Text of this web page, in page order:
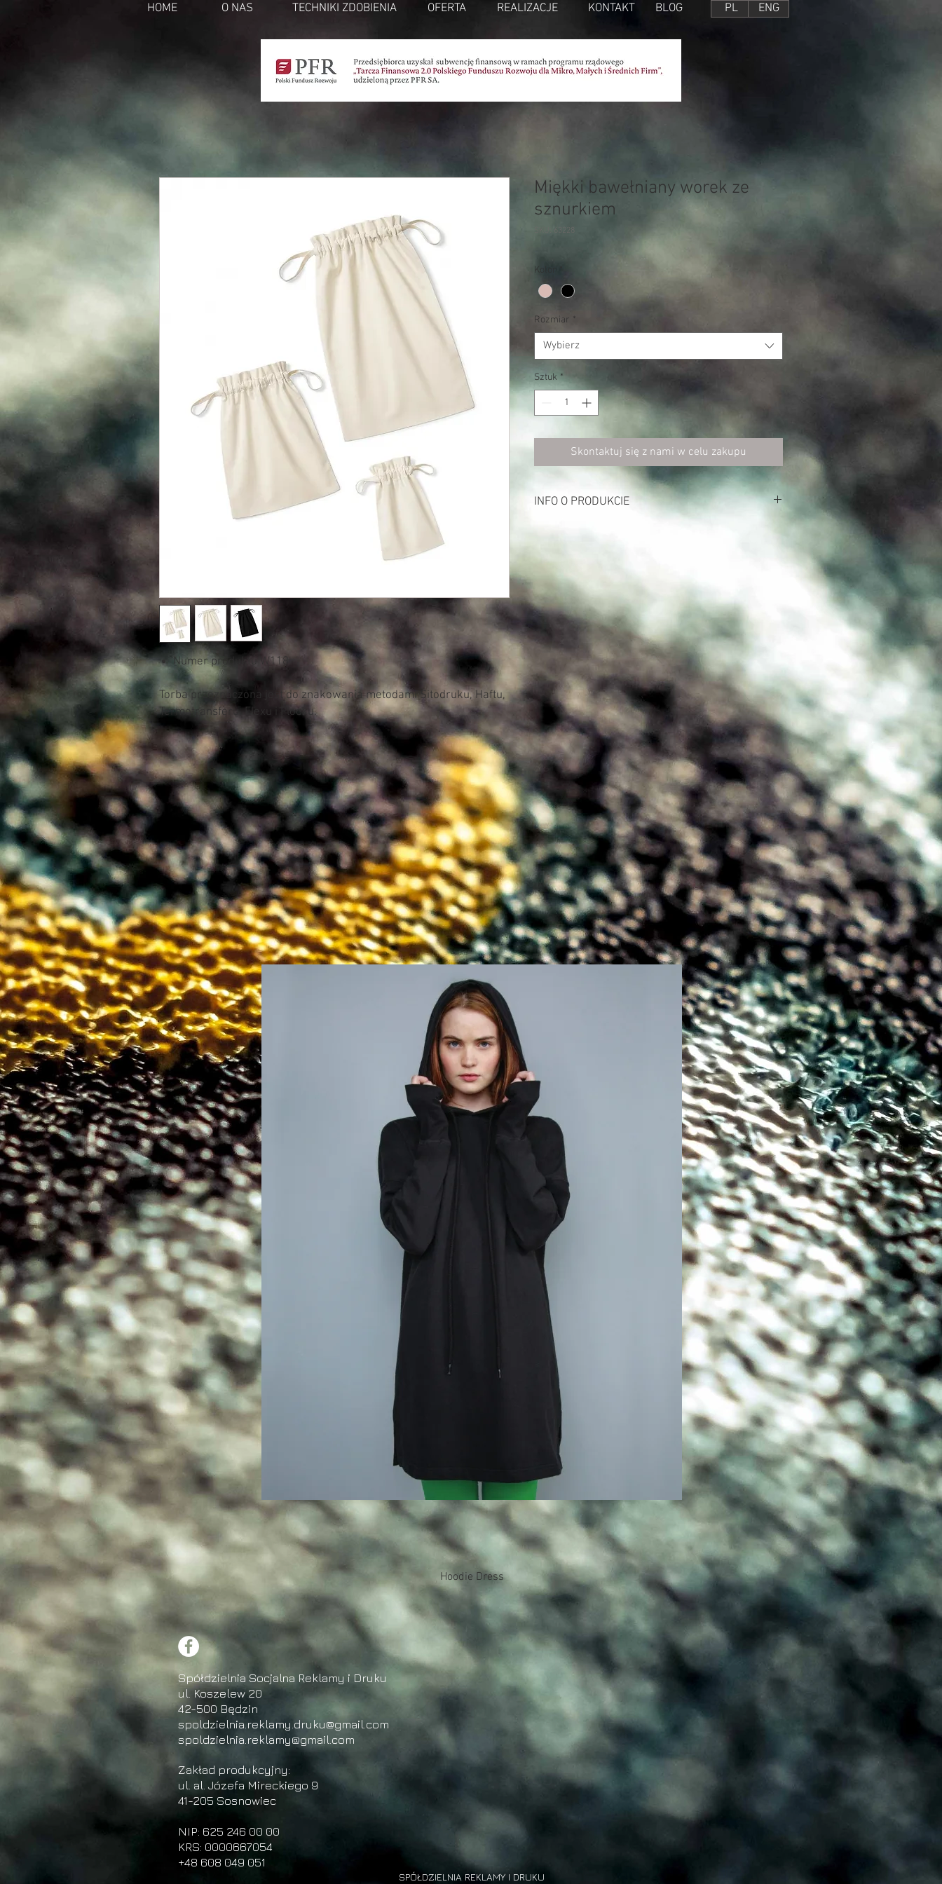
PL ENG
HOME O NAS TECHNIKI ZDOBIENIA OFERTA REALIZACJE KONTAKT BLOG
Numer produktu W118
Torba przeznaczona jest do znakowania metodami Sitodruku, Haftu,
Termotransferu, Flexu i Flocku.
Miękki bawełniany worek ze
sznurkiem
SKU: 63228
Kolor
Rozmiar *
Wybierz
Sztuk *
Skontaktuj się z nami w celu zakupu
INFO O PRODUKCIE
Pojemność w Litrach: 1 (S); 3 (M), 8 (L)
Wymiary w cm: 14 x 22 (S); 25 x 32 (M); 30 x 47 (L)
Maksymalne cylindryczne pole haftu: 12 (M), 18 (L)
Maksymalny obszar zadruku w cm: 12 x 16 (S), 22 x 26 (M),
27 x 41 (L)
Podgląd
Hoodie Dress
Spółdzielnia Socjalna Reklamy i Druku
ul. Koszelew 20
42-500 Będzin
spoldzielnia.reklamy.druku@gmail.com
spoldzielnia.reklamy@gmail.com
Zakład produkcyjny:
ul. al. Józefa Mireckiego 9
41-205 Sosnowiec
NIP: 625 246 00 00
KRS: 0000667054
+48 608 049 051
SPÓŁDZIELNIA REKLAMY I DRUKU